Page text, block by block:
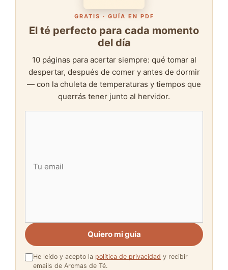
GRATIS · GUÍA EN PDF
El té perfecto para cada momento
del día
10 páginas para acertar siempre: qué tomar al
despertar, después de comer y antes de dormir
— con la chuleta de temperaturas y tiempos que
querrás tener junto al hervidor.
Quiero mi guía
He leído y acepto la política de privacidad y recibir
emails de Aromas de Té.